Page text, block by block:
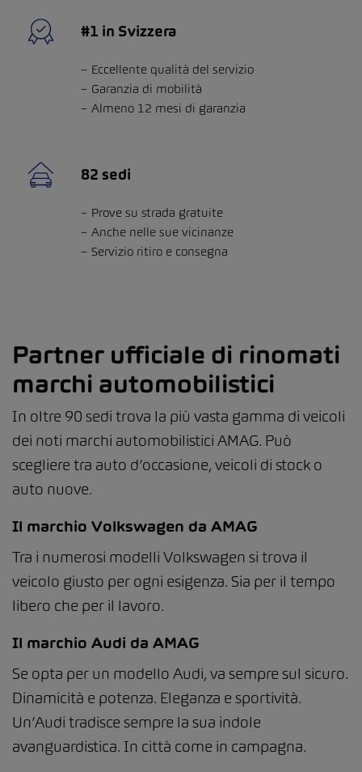
#1 in Svizzera
Eccellente qualità del servizio
Garanzia di mobilità
Almeno 12 mesi di garanzia
82 sedi
Prove su strada gratuite
Anche nelle sue vicinanze
Servizio ritiro e consegna
Partner ufficiale di rinomati
marchi automobilistici
In oltre 90 sedi trova la più vasta gamma di veicoli
dei noti marchi automobilistici AMAG. Può
scegliere tra auto d’occasione, veicoli di stock o
auto nuove.
Il marchio Volkswagen da AMAG
Tra i numerosi modelli Volkswagen si trova il
veicolo giusto per ogni esigenza. Sia per il tempo
libero che per il lavoro.
Il marchio Audi da AMAG
Se opta per un modello Audi, va sempre sul sicuro.
Dinamicità e potenza. Eleganza e sportività.
Un’Audi tradisce sempre la sua indole
avanguardistica. In città come in campagna.